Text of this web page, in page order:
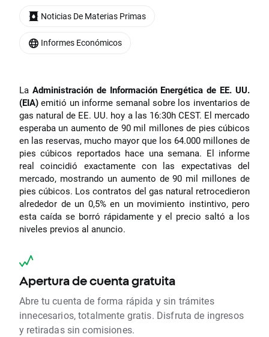
La Administración de Información Energética de EE. UU.
(EIA) emitió un informe semanal sobre los inventarios de
gas natural de EE. UU. hoy a las 16:30h CEST. El mercado
esperaba un aumento de 90 mil millones de pies cúbicos
en las reservas, mucho mayor que los 64.000 millones de
pies cúbicos reportados hace una semana. El informe
real coincidió exactamente con las expectativas del
mercado, mostrando un aumento de 90 mil millones de
pies cúbicos. Los contratos del gas natural retrocedieron
alrededor de un 0,5% en un movimiento instintivo, pero
esta caída se borró rápidamente y el precio saltó a los
niveles previos al anuncio.
Apertura de cuenta gratuita
Abre tu cuenta de forma rápida y sin trámites
innecesarios, totalmente gratis. Disfruta de ingresos
y retiradas sin comisiones.
Noticias De Materias Primas
Informes Económicos